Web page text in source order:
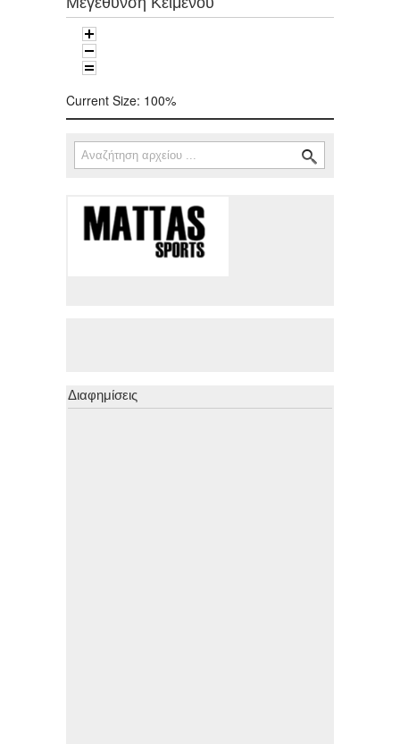
Current Size: 100%
Φόρμα αναζήτησης
Αναζήτηση
Διαφημίσεις